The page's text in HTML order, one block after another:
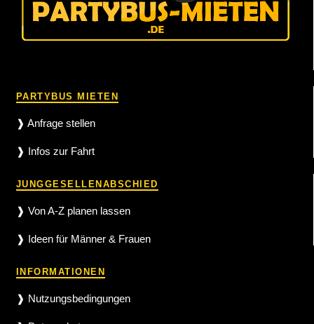
PARTYBUS MIETEN
❱ Anfrage stellen
❱ Infos zur Fahrt
JUNGGESELLENABSCHIED
❱ Von A-Z planen lassen
❱ Ideen für Männer & Frauen
INFORMATIONEN
❱ Nutzungsbedingungen